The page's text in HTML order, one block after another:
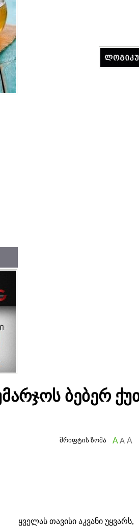
ბებერ
შრიფტის ზომა A A A
ყველას თავისი აკვანი უყვარს,